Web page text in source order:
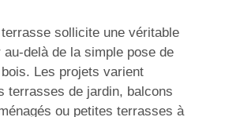
terrasse sollicite une véritable
delà de la simple pose de
Les projets varient
terrasses de jardin, balcons
ou petites terrasses à